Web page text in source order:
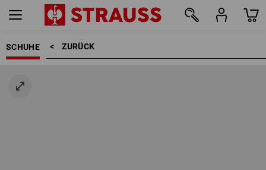
SCHUHE ZURÜCK    >